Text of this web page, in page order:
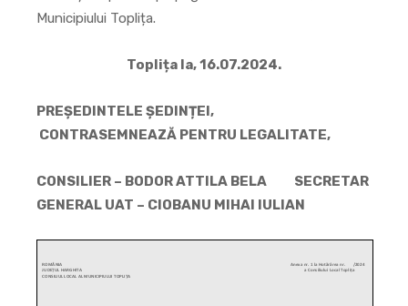
Municipiului Toplița.
Toplița la, 16.07.2024.
PREȘEDINTELE ȘEDINȚEI,
CONTRASEMNEAZĂ PENTRU LEGALITATE,
CONSILIER – BODOR ATTILA BELA SECRETAR
GENERAL UAT – CIOBANU MIHAI IULIAN